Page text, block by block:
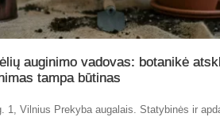
auginimo vadovas: botanikė
tampa būtinas
1, Vilnius Prekyba augalais. Statybinės ir